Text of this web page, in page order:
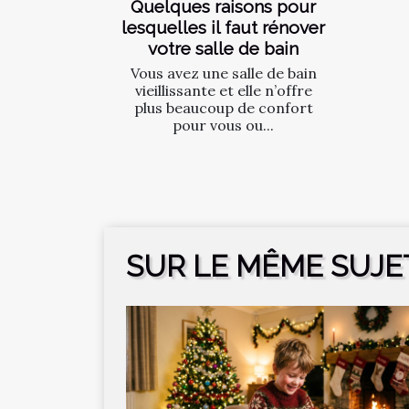
Quelques raisons pour
lesquelles il faut rénover
votre salle de bain
Vous avez une salle de bain
vieillissante et elle n’offre
plus beaucoup de confort
pour vous ou...
SUR LE MÊME